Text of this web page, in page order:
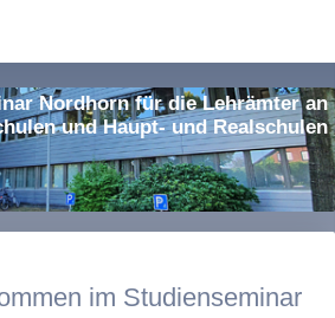
Nordhorn für die Lehrämter an
und Haupt- und Realschulen
im Studienseminar